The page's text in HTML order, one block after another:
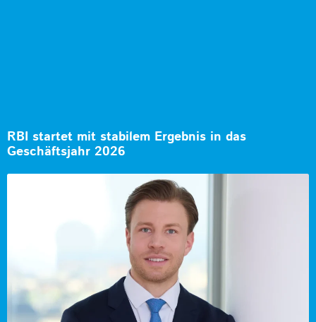
RBI startet mit stabilem Ergebnis in das
Geschäftsjahr 2026